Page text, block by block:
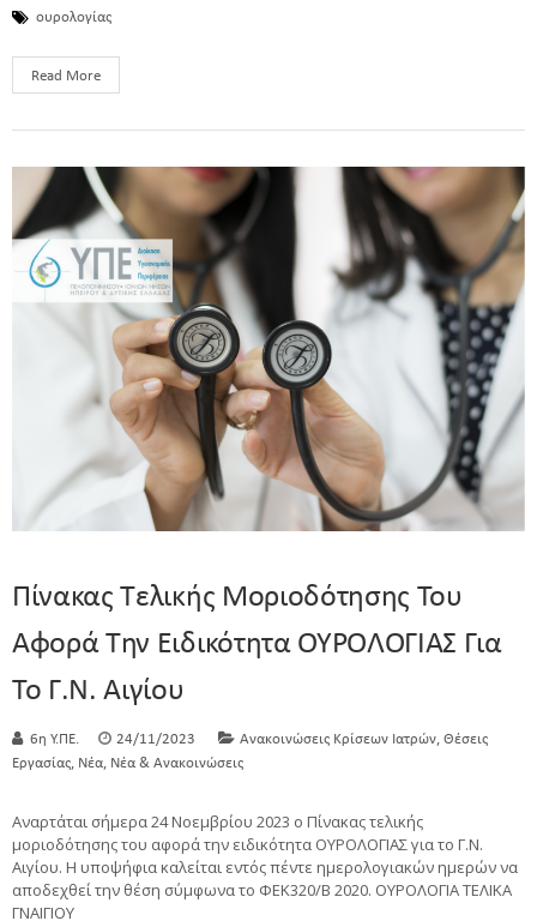
ουρολογίας
Read More
Πίνακας Τελικής Μοριοδότησης Του
Αφορά Την Ειδικότητα ΟΥΡΟΛΟΓΙΑΣ Για
Το Γ.Ν. Αιγίου
6η Υ.ΠΕ. 24/11/2023 Ανακοινώσεις Κρίσεων Ιατρών, Θέσεις
Εργασίας, Νέα, Νέα & Ανακοινώσεις
Αναρτάται σήμερα 24 Νοεμβρίου 2023 ο Πίνακας τελικής
μοριοδότησης του αφορά την ειδικότητα ΟΥΡΟΛΟΓΙΑΣ για το Γ.Ν.
Αιγίου. Η υποψήφια καλείται εντός πέντε ημερολογιακών ημερών να
αποδεχθεί την θέση σύμφωνα το ΦΕΚ320/Β 2020. ΟΥΡΟΛΟΓΙΑ ΤΕΛΙΚΑ
ΓΝΑΙΓΙΟΥ